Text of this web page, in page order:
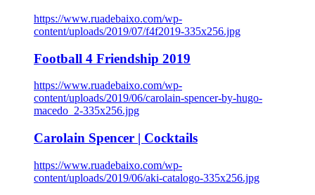
https://www.ruadebaixo.com/wp-
content/uploads/2019/07/f4f2019-335x256.jpg
Football 4 Friendship 2019
https://www.ruadebaixo.com/wp-
content/uploads/2019/06/carolain-spencer-by-hugo-
macedo_2-335x256.jpg
Carolain Spencer | Cocktails
https://www.ruadebaixo.com/wp-
content/uploads/2019/06/aki-catalogo-335x256.jpg